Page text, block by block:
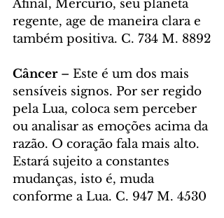
Afinal, Mercúrio, seu planeta
regente, age de maneira clara e
também positiva. C. 734 M. 8892
Câncer – Este é um dos mais
sensíveis signos. Por ser regido
pela Lua, coloca sem perceber
ou analisar as emoções acima da
razão. O coração fala mais alto.
Estará sujeito a constantes
mudanças, isto é, muda
conforme a Lua. C. 947 M. 4530